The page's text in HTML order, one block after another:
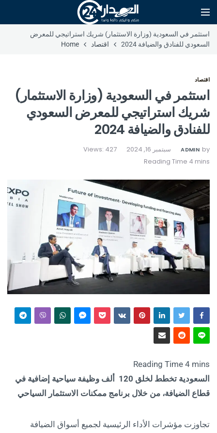
استثمر في السعودية (وزارة الاستثمار) شريك استراتيجي للمعرض
السعودي للفنادق والضيافة 2024
اقتصاد Home
اقتصاد
استثمر في السعودية (وزارة الاستثمار)
شريك استراتيجي للمعرض السعودي
للفنادق والضيافة 2024
by
ADMIN سبتمبر 16, 2024 Views: 427
السعودية تخطط لخلق 120 ألف وظيفة سياحية إضافية في
قطاع الضيافة، من خلال برنامج ممكنات الاستثمار السياحي
تجاوزت مؤشرات الأداء الرئيسية لجميع أسواق الضيافة